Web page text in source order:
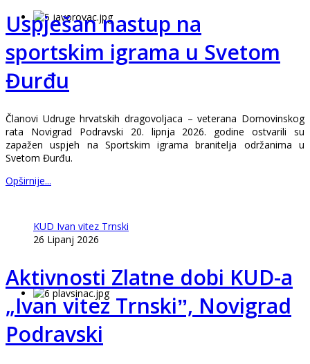
Uspješan nastup na
sportskim igrama u Svetom
Đurđu
Članovi Udruge hrvatskih dragovoljaca – veterana Domovinskog
rata Novigrad Podravski 20. lipnja 2026. godine ostvarili su
zapažen uspjeh na Sportskim igrama branitelja održanima u
Svetom Đurđu.
Opširnije...
KUD Ivan vitez Trnski
26 Lipanj 2026
Aktivnosti Zlatne dobi KUD-a
„Ivan vitez Trnskiˮ, Novigrad
Podravski